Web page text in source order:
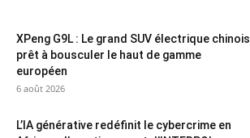
XPeng G9L : Le grand SUV électrique chinois
prêt à bousculer le haut de gamme
européen
6 août 2026
L’IA générative redéfinit le cybercrime en